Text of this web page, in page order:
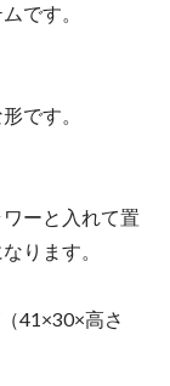
です。
です。
ーと入れて置
ります。
41×30×高さ